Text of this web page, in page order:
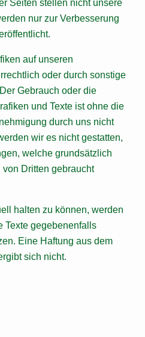
nur zur Verbesserung
auf unseren
oder durch sonstige
Gebrauch oder die
und Texte ist ohne die
durch uns nicht
wir es nicht gestatten,
welche grundsätzlich
Dritten gebraucht
halten zu können, werden
Texte gegebenenfalls
Eine Haftung aus dem
sich nicht.